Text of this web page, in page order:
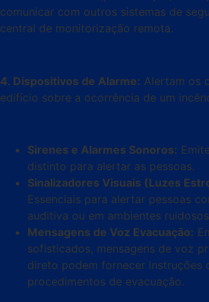
comunicar com outros sistemas de
central de monitorização remota.
4. Dispositivos de Alarme: Alertam os
edifício sobre a ocorrência de um
Sirenes e Alarmes Sonoros:
distinto para alertar as pessoas.
Sinalizadores Visuais (Luzes
Essenciais para alertar pessoas
auditiva ou em ambientes
Mensagens de Voz Evacuação:
sofisticados, mensagens de voz
direto podem fornecer instruções
procedimentos de evacuação.